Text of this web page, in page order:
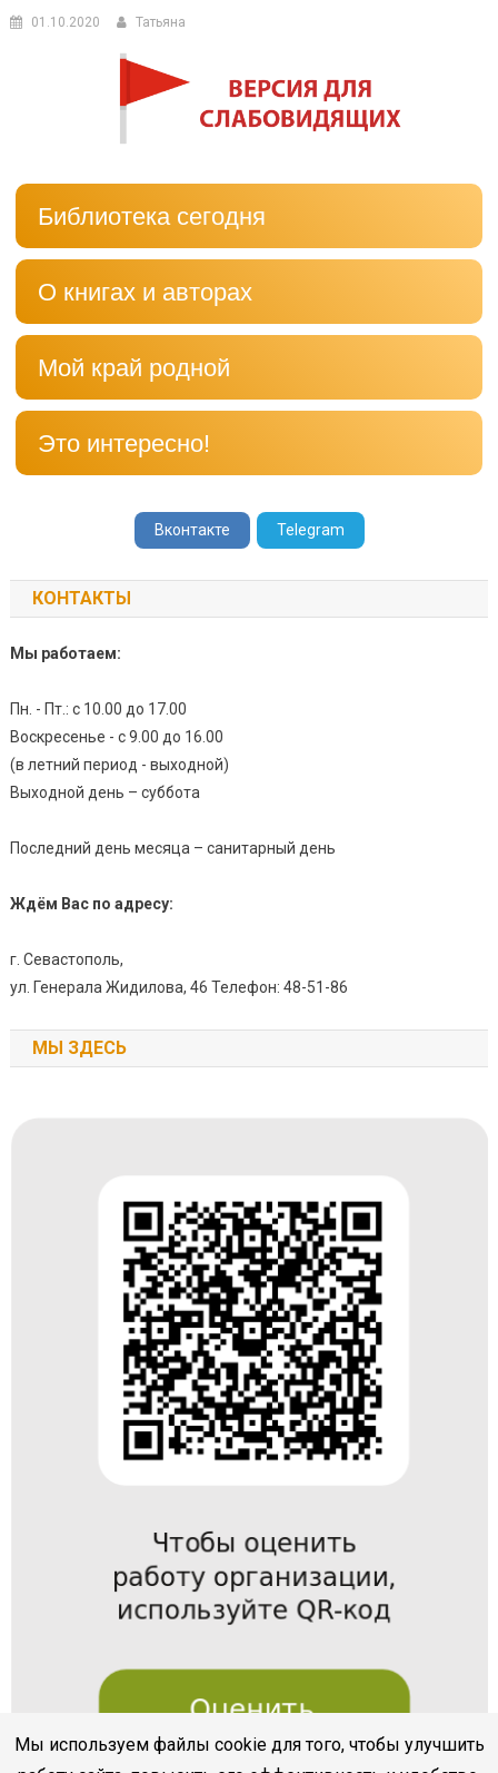
01.10.2020 Татьяна
Библиотека сегодня
О книгах и авторах
Мой край родной
Это интересно!
Вконтакте Telegram
КОНТАКТЫ
Мы работаем:
Пн. - Пт.: с 10.00 до 17.00
Воскресенье - с 9.00 до 16.00
(в летний период - выходной)
Выходной день – суббота
Последний день месяца – санитарный день
Ждём Вас по адресу:
г. Севастополь,
ул. Генерала Жидилова, 46 Телефон: 48-51-86
МЫ ЗДЕСЬ
Мы используем файлы cookie для того, чтобы улучшить